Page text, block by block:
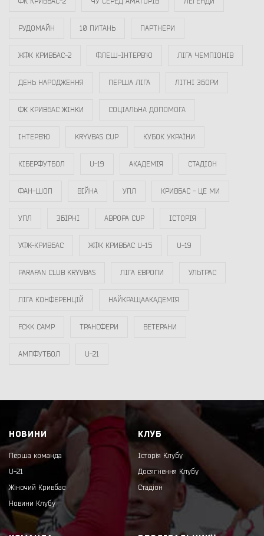
РУДОМАЙН 10 ПИТАНЬ ПАРТНЕРИ
ЖФК КРИВБАС-2 ФЛЕШ-ІНТЕРВ`Ю ЛІГА ЧЕМПІОНІВ
ДЕНЬ НАРОДЖЕННЯ ПЕРША ЛІГА ЛІТНІ ЗБОРИ
ФК КРИВБАС ЖІНКИ СОЦІАЛЬНА ДОПОМОГА
ІНТЕРВ`Ю KRYVBAS CUP КУБОК УКРАЇНИ
КІБЕРФУТБОЛ U-19 АКАДЕМІЯ СТАДІОН
ФАН-ШОП ВІЙНА УПЛ КРИВБАС - ЦЕ МИ
УПЛ ЗБІРНІ АВРОРА CUP ІСТОРІЯ
УФК-КРИВБАС ЖФК КРИВБАС U-15 U-19
PARAFAN CLUB KRYVBAS ЛІГА ЄВРОПИ УЛЬТРАС
ЛІГА КОНФЕРЕНЦІЙ НАЙКРАЩААКАДЕМІЯ
FCKK CAMP ТРАНСФЕРИ ВЕТЕРАНИ
АМПФУТБОЛ U-21
НОВИНИ
Перша команда
U-21
Жіночий Кривбас
Новини Клубу
КЛУБ
Історія Клубу
Досягнення Клубу
Стадіон